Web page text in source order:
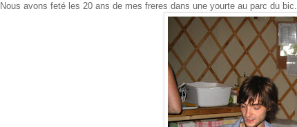
Nous avons feté les 20 ans de mes freres dans une yourte au parc du bic.